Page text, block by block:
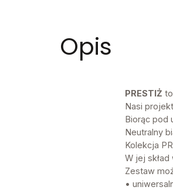
Opis
PRESTIŻ
Nasi
Biorąc pod
Neutralny
Kolekcja
W jej
Zestaw
•